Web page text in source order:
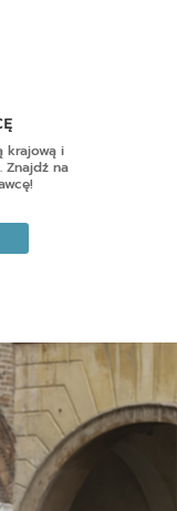
krajową i
Znajdź na